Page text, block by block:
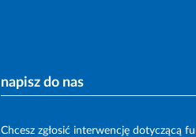
napisz do nas
Chcesz zgłosić interwencję dotyczącą